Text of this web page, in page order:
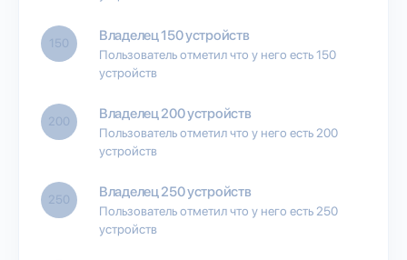
150 Владелец 150 устройств
Пользователь отметил что у него есть 150
устройств
200 Владелец 200 устройств
Пользователь отметил что у него есть 200
устройств
250 Владелец 250 устройств
Пользователь отметил что у него есть 250
устройств